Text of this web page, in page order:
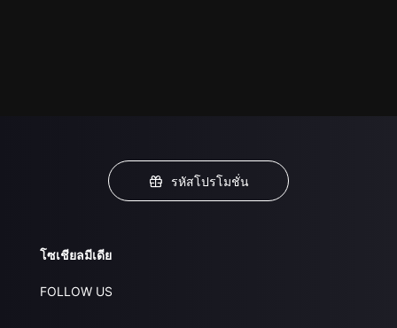
รหัสโปรโมชั่น
โซเชียลมีเดีย
FOLLOW US